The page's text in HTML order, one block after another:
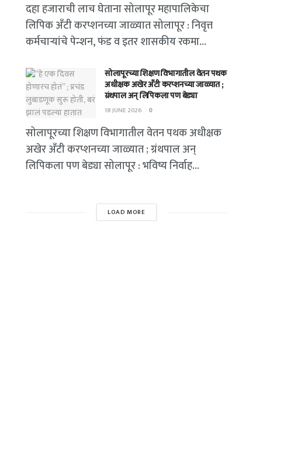
दहा हजाराची लाच घेताना सोलापूर महापालिकेचा
लिपिक अँटी करप्शनच्या जाळ्यात सोलापूर : निवृत्त
कर्मचाऱ्यांचे पेन्शन, फंड व इतर शासकीय रकमा...
सोलापूरच्या शिक्षण विभागातील वेतन पथक
अधीक्षक अखेर अँटी करप्शनच्या जाळ्यात ;
ग्रंथपाल अन् लिपिकला पण बेड्या
18 JUNE 2026 0
सोलापूरच्या शिक्षण विभागातील वेतन पथक अधीक्षक
अखेर अँटी करप्शनच्या जाळ्यात ; ग्रंथपाल अन्
लिपिकला पण बेड्या सोलापूर : भविष्य निर्वाह...
LOAD MORE